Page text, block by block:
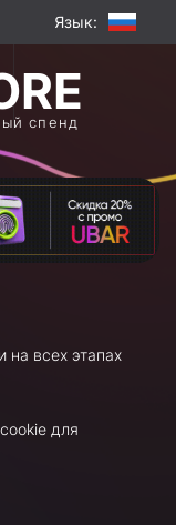
Язык:
спенд
на всех этапах
для